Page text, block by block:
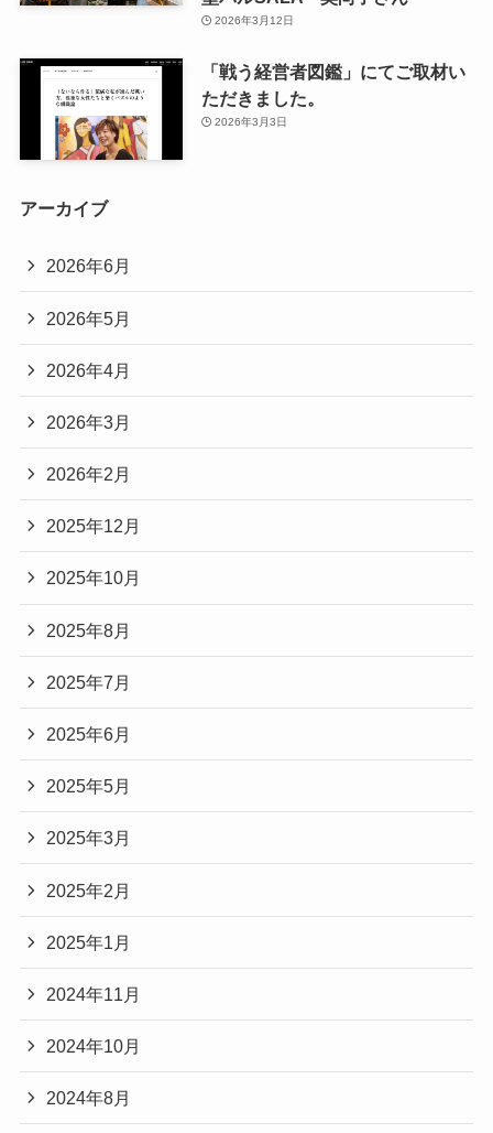
2026年3月12日
「戦う経営者図鑑」にてご取材い
ただきました。
2026年3月3日
アーカイブ
2026年6月
2026年5月
2026年4月
2026年3月
2026年2月
2025年12月
2025年10月
2025年8月
2025年7月
2025年6月
2025年5月
2025年3月
2025年2月
2025年1月
2024年11月
2024年10月
2024年8月